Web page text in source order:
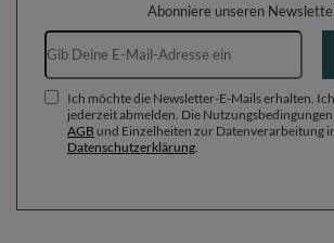
Abonniere unseren
E-Mail-Adresse
Ich möchte die Newsletter-E-Mails erhalten.
jederzeit abmelden. Die
AGB und Einzelheiten zur Datenverarbeitung
Datenschutzerklärung